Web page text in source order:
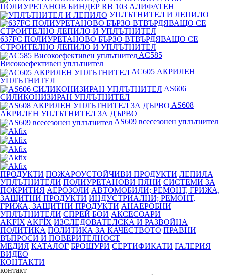
ПОЛИУРЕТАНОВ БИНДЕР RB 103 АЛИФАТЕН
УПЛЪТНИТЕЛ И ЛЕПИЛО
637FC ПОЛИУРЕТАНОВО БЪРЗО ВТВЪРДЯВАЩО СЕ
СТРОИТЕЛНО ЛЕПИЛО И УПЛЪТНИТЕЛ
AC585
Високоефективен уплътнител
AC605 АКРИЛЕН
УПЛЪТНИТЕЛ
AS606
СИЛИКОНИЗИРАН УПЛЪТНИТЕЛ
AS608
АКРИЛЕН УПЛЪТНИТЕЛ ЗА ДЪРВО
AS609 всесезонен уплътнител
ПРОДУКТИ ПОЖАРОУСТОЙЧИВИ ПРОДУКТИ ЛЕПИЛА
УПЛЪТНИТЕЛИ ПОЛИУРЕТАНОВИ ПЯНИ СИСТЕМИ ЗА
ПОКРИТИЯ АЕРОЗОЛИ АВТОМОБИЛИ; РЕМОНТ, ГРИЖА,
ЗАЩИТНИ ПРОДУКТИ ИНДУСТРИАЛНИ; РЕМОНТ,
ГРИЖА, ЗАЩИТНИ ПРОДУКТИ АНАЕРОБНИ
УПЛЪТНИТЕЛИ СПРЕЙ БОИ АКСЕСОАРИ
AKFİX AKFİX ИЗСЛЕДОВАТЕЛСКА И РАЗВОЙНА
ПОЛИТИКА ПОЛИТИКА ЗА КАЧЕСТВОТО ПРАВНИ
ВЪПРОСИ И ПОВЕРИТЕЛНОСТ
МЕДИЯ КАТАЛОГ БРОШУРИ СЕРТИФИКАТИ ГАЛЕРИЯ
ВИДЕО
КОНТАКТИ
контакт